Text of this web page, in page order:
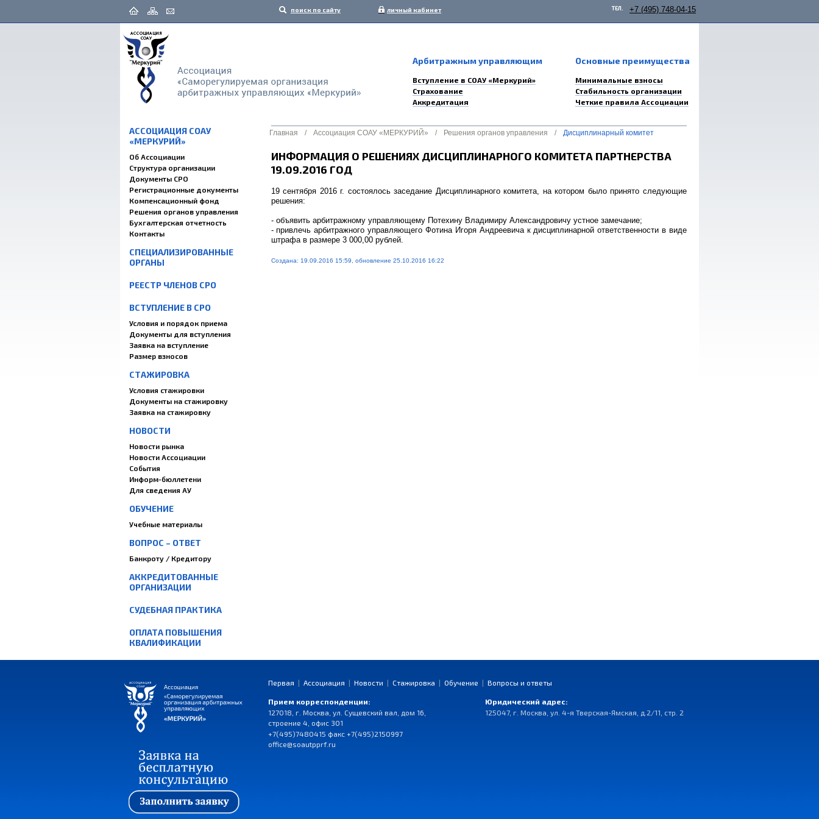
поиск по сайту личный кабинет ТЕЛ. +7 (495) 748-04-15
Арбитражным управляющим
Вступление в СОАУ «Меркурий»
Страхование
Аккредитация
Основные преимущества
Минимальные взносы
Стабильность организации
Четкие правила Ассоциации
АССОЦИАЦИЯ СОАУ
«МЕРКУРИЙ»
Об Ассоциации
Структура организации
Документы СРО
Регистрационные документы
Компенсационный фонд
Решения органов управления
Бухгалтерская отчетность
Контакты
СПЕЦИАЛИЗИРОВАННЫЕ
ОРГАНЫ
РЕЕСТР ЧЛЕНОВ СРО
ВСТУПЛЕНИЕ В СРО
Условия и порядок приема
Документы для вступления
Заявка на вступление
Размер взносов
СТАЖИРОВКА
Условия стажировки
Документы на стажировку
Заявка на стажировку
НОВОСТИ
Новости рынка
Новости Ассоциации
События
Информ-бюллетени
Для сведения АУ
ОБУЧЕНИЕ
Учебные материалы
ВОПРОС – ОТВЕТ
Банкроту / Кредитору
АККРЕДИТОВАННЫЕ
ОРГАНИЗАЦИИ
СУДЕБНАЯ ПРАКТИКА
ОПЛАТА ПОВЫШЕНИЯ
КВАЛИФИКАЦИИ
Главная / Ассоциация СОАУ «МЕРКУРИЙ» / Решения органов управления / Дисциплинарный комитет
ИНФОРМАЦИЯ О РЕШЕНИЯХ ДИСЦИПЛИНАРНОГО КОМИТЕТА ПАРТНЕРСТВА
19.09.2016 ГОД
19 сентября 2016 г. состоялось заседание Дисциплинарного комитета, на котором было принято следующие
решения:
- объявить арбитражному управляющему Потехину Владимиру Александровичу устное замечание;
- привлечь арбитражного управляющего Фотина Игоря Андреевича к дисциплинарной ответственности в виде
штрафа в размере 3 000,00 рублей.
Создана: 19.09.2016 15:59, обновление 25.10.2016 16:22
Первая | Ассоциация | Новости | Стажировка | Обучение | Вопросы и ответы
Прием корреспонденции:
127018, г. Москва, ул. Сущевский вал, дом 16,
строение 4, офис 301
+7(495)7480415 факс +7(495)2150997
office@soautpprf.ru
Юридический адрес:
125047, г. Москва, ул. 4-я Тверская-Ямская, д.2/11, стр. 2